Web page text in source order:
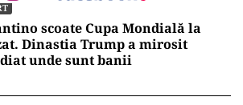
scoate Cupa Mondială la
Dinastia Trump a mirosit
unde sunt banii